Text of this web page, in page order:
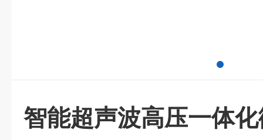
智能超声波高压一体